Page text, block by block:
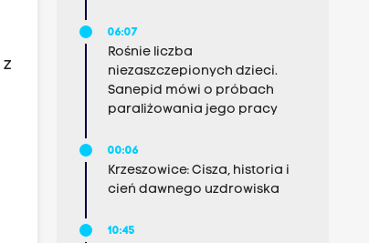
06:07
Rośnie liczba
niezaszczepionych dzieci.
Sanepid mówi o próbach
paraliżowania jego pracy
00:06
Krzeszowice: Cisza, historia i
cień dawnego uzdrowiska
10:45